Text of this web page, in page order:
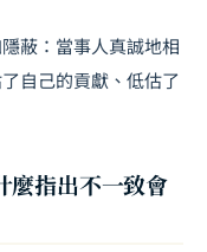
蔽：當事人真誠地相
自己的貢獻、低估了
麼指出不一致會